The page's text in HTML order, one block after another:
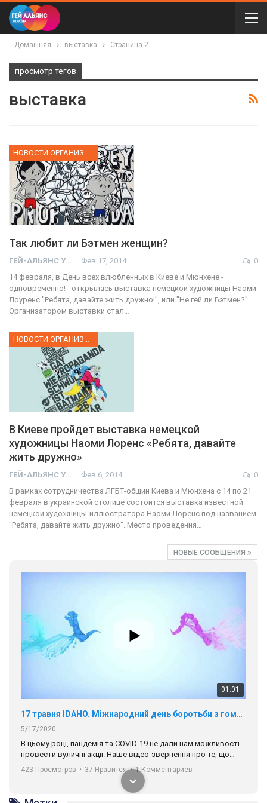
Домашняя выставка Страница 2
просмотр тегов
выставка
Так любит ли Бэтмен женщин?
ГЕЙ-АЛЬЯНС УКРАИНА Фев 17, 2014
0
14 февраля, в День всех влюбленных в Киеве и Мюнхене -
одновременно! - открылась выставка немецкой художницы Наоми
Лоуренс "Ребята, давайте жить дружно!", или "Не гей ли Бэтмен?"
Организатором выставки стал…
НОВОСТИ ОРГАНИЗАЦИИ
В Киеве пройдет выставка немецкой
художницы Наоми Лоренс «Ребята, давайте
жить дружно»
ГЕЙ-АЛЬЯНС УКРАИНА Фев 6, 2014
0
В рамках сотрудничества ЛГБТ-общин Киева и Мюнхена с 14 по 21
февраля в украинской столице состоится выставка известной
немецкой художницы-иллюстратора Наоми Лоренс под названием
"Ребята, давайте жить дружно". Место проведения…
НОВЫЕ СООБЩЕНИЯ
01:01
17 травня IDAHO. Міжнародний день боротьби з гомофобією трансфобією і біфобія.
5/17/2020
В цьому році, пандемія та COVІD-19 не дали нам можливості
провести вуличні акції. Наше відео-звернення про те, що
навіть коли ми у різних містах та не можемо зустрінеться, ми
разом. Ми закликаємо всіх хто поділяє цінності рівності та
солідарності, приєднатися до нас. Регіональні підрозділи
ГАУ є в 16 областях України.
423 Просмотров • 37 Нравится • 1 Комментариев